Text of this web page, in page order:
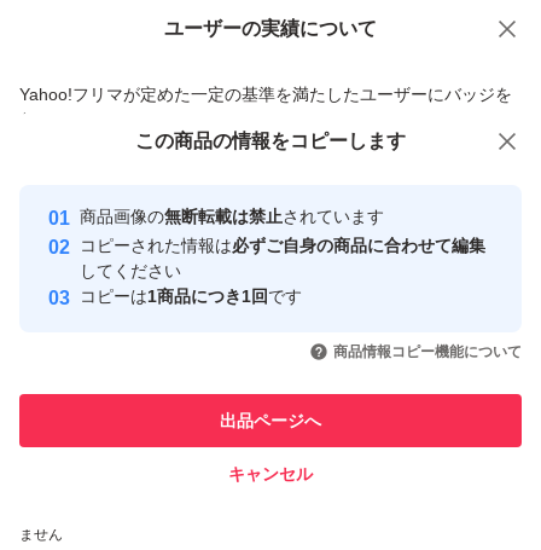
ユーザーの実績について
Yahoo!フリマが定めた一定の基準を満たしたユーザーにバッジを
付与しています
安心取引出品者
心・安全なユーザーです
取引実績
引を完了させた実績があります
での取引実績があります
ません
価格の相談 商品への質問
この商品の情報をコピーします
商品画像の無断転載は禁止されています
コピーされた情報は必ずご自身の商品に合わせて編集
してください
コピーは1商品につき1回です
商品情報コピー機能について
出品ページへ
キャンセル
この商品をみている人にオススメ